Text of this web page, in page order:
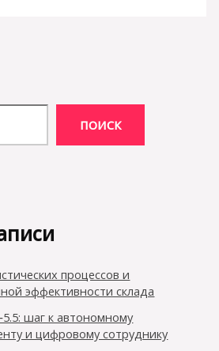
ПОИСК
процессов и
эффективности склада
шаг к автономному
и цифровому сотруднику